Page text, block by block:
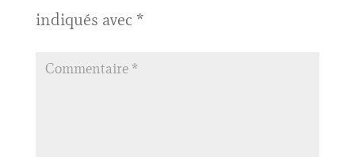
indiqués avec *